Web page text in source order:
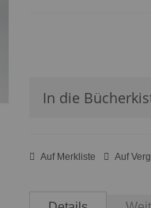
In die
Auf Merkliste Auf